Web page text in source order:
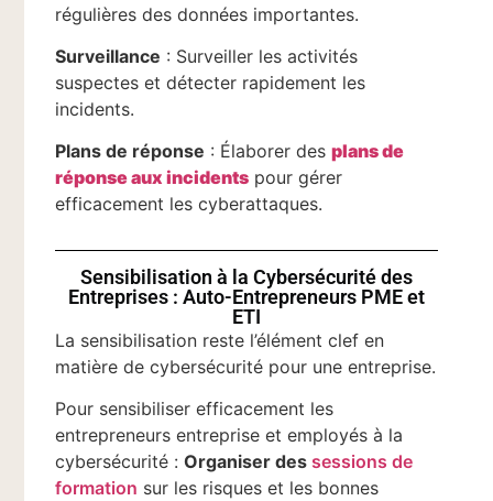
régulières des données importantes.
Surveillance : Surveiller les activités
suspectes et détecter rapidement les
incidents.
Plans de réponse : Élaborer desplans de
réponse aux incidents pour gérer
efficacement les cyberattaques.
Sensibilisation à la Cybersécurité des
Entreprises : Auto-Entrepreneurs PME et
ETI
La sensibilisation reste l’élément clef en
matière de cybersécurité pour une entreprise.
Pour sensibiliser efficacement les
entrepreneurs entreprise et employés à la
cybersécurité :Organiser des sessions de
formation sur les risques et les bonnes